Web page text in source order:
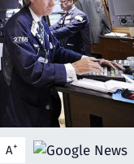
A+